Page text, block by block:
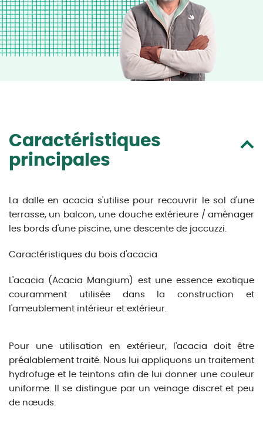
Caractéristiques
principales
La dalle en acacia s'utilise pour recouvrir le sol d'une
terrasse, un balcon, une douche extérieure / aménager
les bords d'une piscine, une descente de jaccuzzi.
Caractéristiques du bois d'acacia
L'acacia (Acacia Mangium) est une essence exotique
couramment utilisée dans la construction et
l'ameublement intérieur et extérieur.
Pour une utilisation en extérieur, l'acacia doit être
préalablement traité. Nous lui appliquons un traitement
hydrofuge et le teintons afin de lui donner une couleur
uniforme. Il se distingue par un veinage discret et peu
de nœuds.